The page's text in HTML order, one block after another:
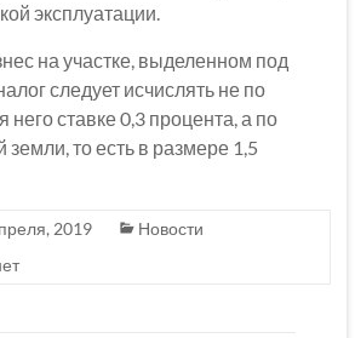
эксплуатации.
на участке, выделенном под
следует исчислять не по
него ставке 0,3 процента, а по
то есть в размере 1,5
2019
Новости